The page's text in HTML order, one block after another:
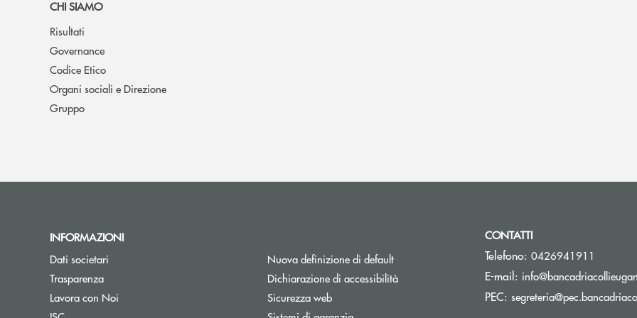
CHI SIAMO
Risultati
Governance
Codice Etico
Organi sociali e Direzione
Gruppo
INFORMAZIONI
Dati societari
Trasparenza
Lavora con Noi
Nuova definizione di default
Dichiarazione di accessibilità
Sicurezza web
CONTATTI
Telefono: 0426941911
E-mail:
PEC: